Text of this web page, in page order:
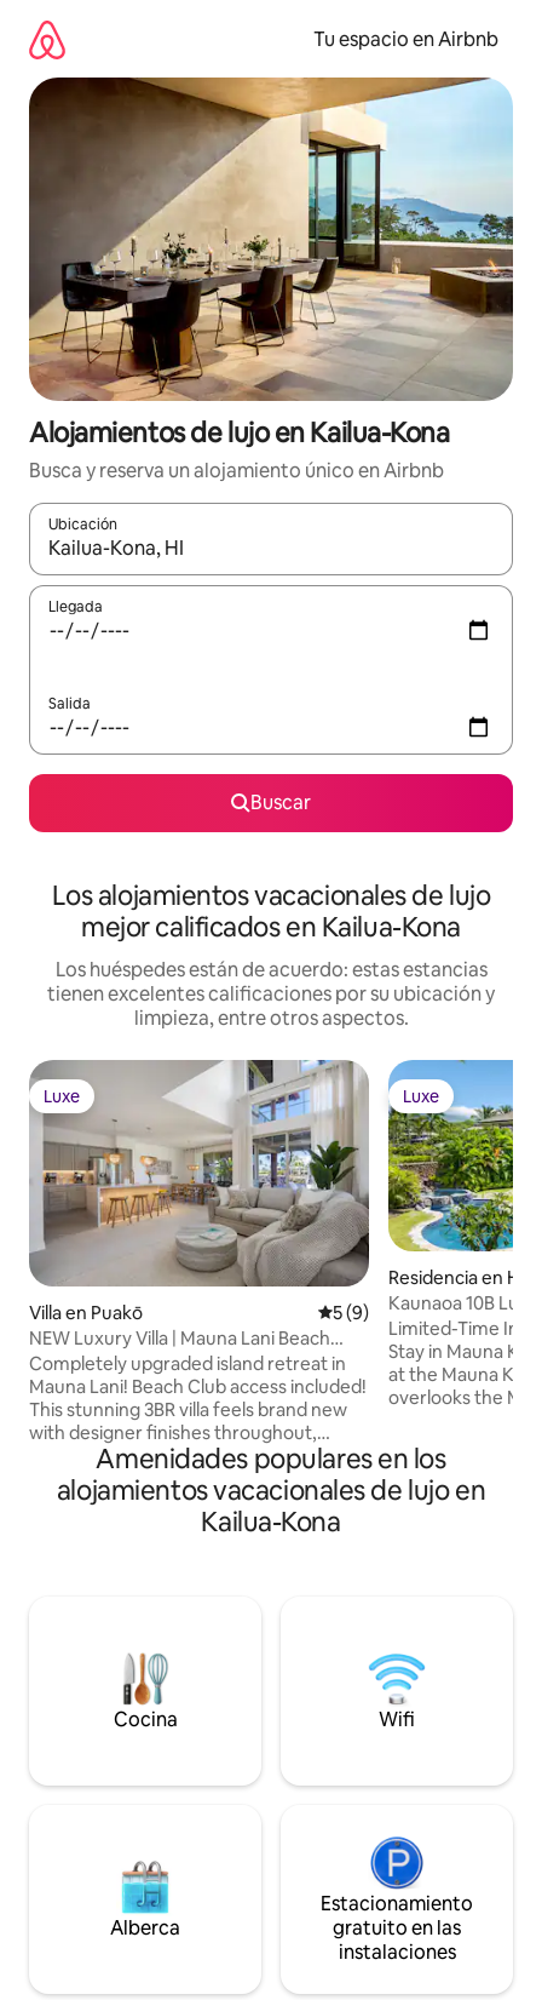
contenido
Tu espacio en Airbnb
Alojamientos de lujo en Kailua-Kona
Busca y reserva un alojamiento único en Airbnb
Ubicación
Cuando los resultados estén disponibles, podrás navegar
Llegada
Salida
Buscar
Los alojamientos vacacionales de lujo
mejor calificados en Kailua-Kona
Los huéspedes están de acuerdo: estas estancias
tienen excelentes calificaciones por su ubicación y
limpieza, entre otros aspectos.
Luxe
Luxe
Villa en Puakō Calificación promedio: 5
5 (9)
NEW Luxury Villa | Mauna Lani Beach
Club | Sunset
Completely upgraded island retreat in
Mauna Lani! Beach Club access included!
This stunning 3BR villa feels brand new
with designer finishes throughout,
elevated decor, luxurious furnishings,
and bright open spaces with soaring
ceilings. Enjoy multiple oversized lanais
for morning coffee or sunset cocktails, a
Luxe
Luxe
Residencia en
Kaunaoa 10B
Ocean Villa
Limited-Time
Stay in Mauna Kea Located in
at the Mauna Kea
overlooks the
lanai, pool, and
bath home sleeps
+ 2 children
indoor-outdoor
Amenidades populares en los
alojamientos vacacionales de lujo en
Kailua-Kona
Cocina Wifi
Alberca
Estacionamiento
gratuito en las
instalaciones